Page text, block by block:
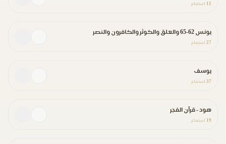
11 استماع
يونس 62-65 والعلق والكوثر والكافرون والنصر
27 استماع
يوسف
37 استماع
هود - قرآن الفجر
19 استماع